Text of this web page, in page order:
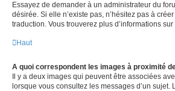
Essayez de demander à un administrateur du
désirée. Si elle n’existe pas, n’hésitez pas à
traduction. Vous trouverez plus d’informations
Haut
A quoi correspondent les images à proximité
Il y a deux images qui peuvent être associées
lorsque vous consultez les messages d’un sujet.